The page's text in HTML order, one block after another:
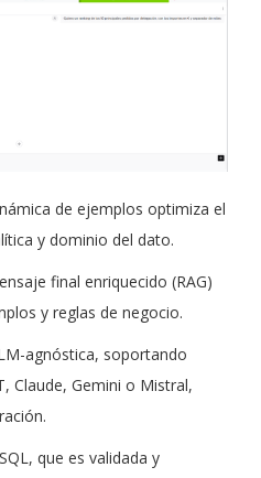
de ejemplos optimiza el
y dominio del dato.
final enriquecido (RAG)
y reglas de negocio.
agnóstica, soportando
Claude, Gemini o Mistral,
que es validada y